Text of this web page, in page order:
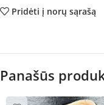
Pridėti į norų sąrašą
Panašūs